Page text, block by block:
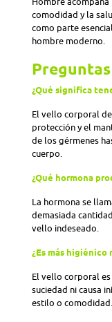
comodidad y la
como parte
hombre moderno.
¿Qué significa
El vello corporal
protección y el
de los gérmenes
cuerpo.
¿Qué hormona
La hormona se
demasiada
vello indeseado.
¿Es más
El vello corporal es
suciedad ni causa
estilo o comodidad.